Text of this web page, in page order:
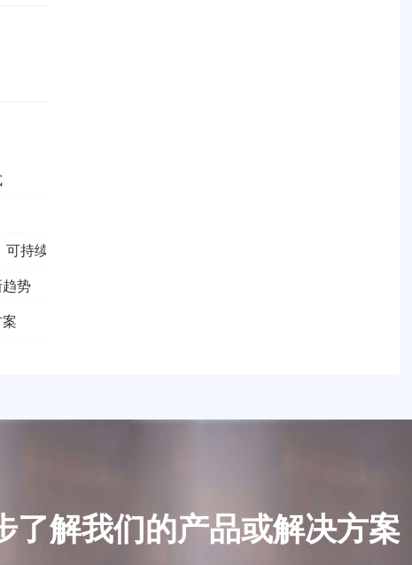
持续的智慧园区
势
了解我们的产品或解决方案